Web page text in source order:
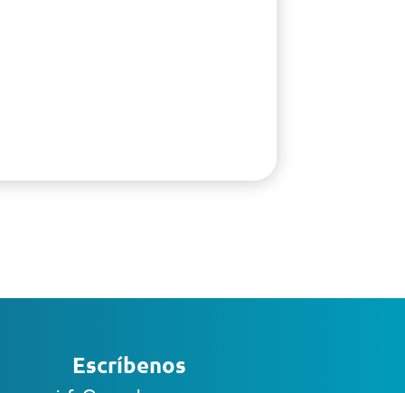
Escríbenos